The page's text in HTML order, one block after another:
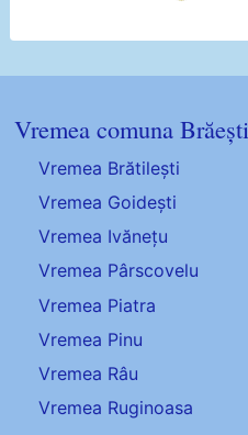
Vremea comuna Brăești
Vremea Brătilești
Vremea Goidești
Vremea Ivănețu
Vremea Pârscovelu
Vremea Piatra
Vremea Pinu
Vremea Râu
Vremea Ruginoasa